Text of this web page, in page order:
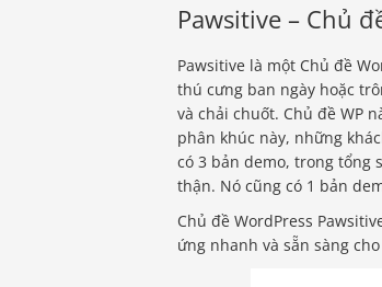
Pawsitive – Chủ
Pawsitive là một Chủ đề
thú cưng ban ngày hoặc
và chải chuốt. Chủ đề WP
phân khúc này, những
có 3 bản demo, trong tổng
thận. Nó cũng có 1 bản
Chủ đề WordPress
ứng nhanh và sẵn sàng